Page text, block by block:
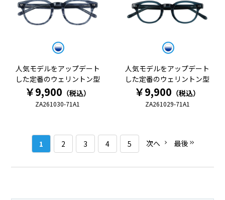
人気モデルをアップデート
した定番のウェリントン型
￥9,900 （税込）
ZA261030-71A1
人気モデルをアップデート
した定番のウェリントン型
￥9,900 （税込）
ZA261029-71A1
1 2 3 4 5 次へ 最後